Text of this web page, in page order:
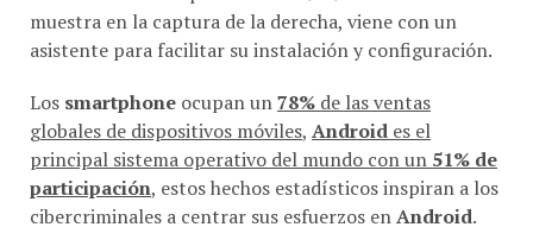
muestra en la captura de la derecha, viene con un
asistente para facilitar su instalación y configuración.
Los smartphone ocupan un78% de las ventas
globales de dispositivos móviles, Android es el
principal sistema operativo del mundo con un 51% de
participación, estos hechos estadísticos inspiran a los
cibercriminales a centrar sus esfuerzos enAndroid.